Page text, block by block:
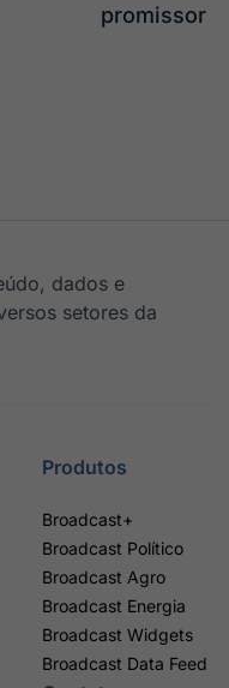
promissor
dados e
setores da
Produtos
Broadcast+
Broadcast Político
Broadcast Agro
Broadcast Energia
Broadcast Widgets
Broadcast Data Feed